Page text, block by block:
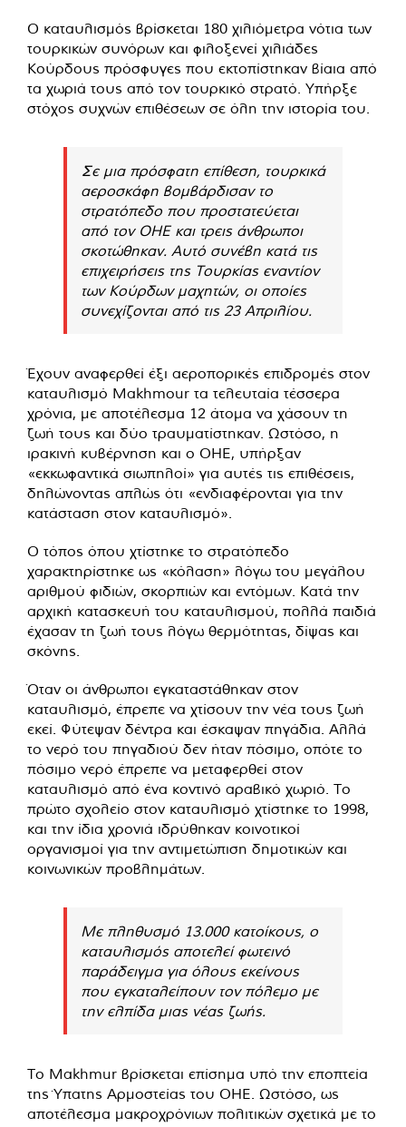
Ο καταυλισμός βρίσκεται 180 χιλιόμετρα νότια των
τουρκικών συνόρων και φιλοξενεί χιλιάδες
Κούρδους πρόσφυγες που εκτοπίστηκαν βίαια από
τα χωριά τους από τον τουρκικό στρατό. Υπήρξε
στόχος συχνών επιθέσεων σε όλη την ιστορία του.
Σε μια πρόσφατη επίθεση, τουρκικά
αεροσκάφη βομβάρδισαν το
στρατόπεδο που προστατεύεται
από τον ΟΗΕ και τρεις άνθρωποι
σκοτώθηκαν. Αυτό συνέβη κατά τις
επιχειρήσεις της Τουρκίας εναντίον
των Κούρδων μαχητών, οι οποίες
συνεχίζονται από τις 23 Απριλίου.
Έχουν αναφερθεί έξι αεροπορικές επιδρομές στον
καταυλισμό Makhmour τα τελευταία τέσσερα
χρόνια, με αποτέλεσμα 12 άτομα να χάσουν τη
ζωή τους και δύο τραυματίστηκαν. Ωστόσο, η
ιρακινή κυβέρνηση και ο ΟΗΕ, υπήρξαν
«εκκωφαντικά σιωπηλοί» για αυτές τις επιθέσεις,
δηλώνοντας απλώς ότι «ενδιαφέρονται για την
κατάσταση στον καταυλισμό».
Ο τόπος όπου χτίστηκε το στρατόπεδο
χαρακτηρίστηκε ως «κόλαση» λόγω του μεγάλου
αριθμού φιδιών, σκορπιών και εντόμων. Κατά την
αρχική κατασκευή του καταυλισμού, πολλά παιδιά
έχασαν τη ζωή τους λόγω θερμότητας, δίψας και
σκόνης.
Όταν οι άνθρωποι εγκαταστάθηκαν στον
καταυλισμό, έπρεπε να χτίσουν την νέα τους ζωή
εκεί. Φύτεψαν δέντρα και έσκαψαν πηγάδια. Αλλά
το νερό του πηγαδιού δεν ήταν πόσιμο, οπότε το
πόσιμο νερό έπρεπε να μεταφερθεί στον
καταυλισμό από ένα κοντινό αραβικό χωριό. Το
πρώτο σχολείο στον καταυλισμό χτίστηκε το 1998,
και την ίδια χρονιά ιδρύθηκαν κοινοτικοί
οργανισμοί για την αντιμετώπιση δημοτικών και
κοινωνικών προβλημάτων.
Με πληθυσμό 13.000 κατοίκους, ο
καταυλισμός αποτελεί φωτεινό
παράδειγμα για όλους εκείνους
που εγκαταλείπουν τον πόλεμο με
την ελπίδα μιας νέας ζωής.
Το Makhmur βρίσκεται επίσημα υπό την εποπτεία
της Ύπατης Αρμοστείας του ΟΗΕ. Ωστόσο, ως
αποτέλεσμα μακροχρόνιων πολιτικών σχετικά με το